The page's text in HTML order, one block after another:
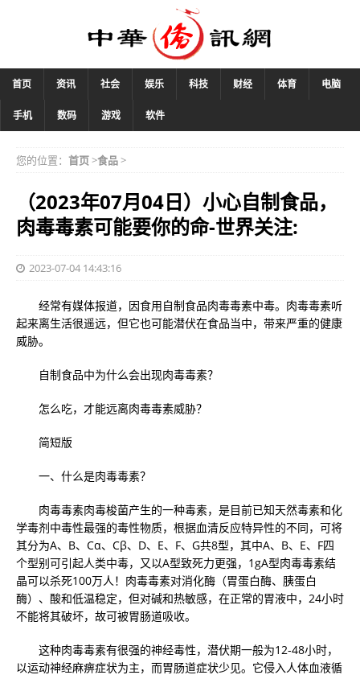
首页 资讯 社会 娱乐 科技 财经 体育 电脑
手机 数码 游戏 软件
您的位置： 首页>食品>
（2023年07月04日）小心自制食品，
肉毒毒素可能要你的命-世界关注:
2023-07-04 14:43:16
经常有媒体报道，因食用自制食品肉毒毒素中毒。肉毒毒素听
起来离生活很遥远，但它也可能潜伏在食品当中，带来严重的健康
威胁。
自制食品中为什么会出现肉毒毒素？
怎么吃，才能远离肉毒毒素威胁？
简短版
一、什么是肉毒毒素？
肉毒毒素肉毒梭菌产生的一种毒素，是目前已知天然毒素和化
学毒剂中毒性最强的毒性物质，根据血清反应特异性的不同，可将
其分为A、B、Cα、Cβ、D、E、F、G共8型，其中A、B、E、F四
个型别可引起人类中毒，又以A型致死力更强，1gA型肉毒毒素结
晶可以杀死100万人！肉毒毒素对消化酶（胃蛋白酶、胰蛋白
酶）、酸和低温稳定，但对碱和热敏感，在正常的胃液中，24小时
不能将其破坏，故可被胃肠道吸收。
这种肉毒毒素有很强的神经毒性，潜伏期一般为12-48小时，
以运动神经麻痹症状为主，而胃肠道症状少见。它侵入人体血液循